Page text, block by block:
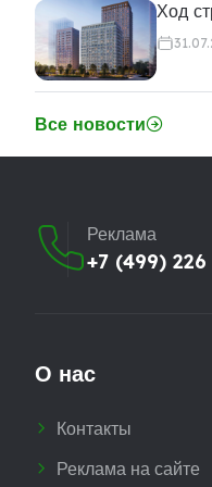
Ход
Все новости
Реклама
+7 (499) 226
О нас
Контакты
Реклама на сайте